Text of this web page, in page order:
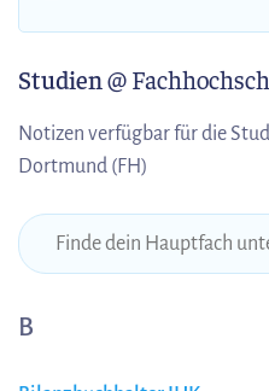
Studien@
Notizen verfügbar für die
Dortmund (FH)
B